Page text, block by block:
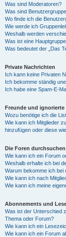
Was sind Moderatoren?
Was sind
Wo finde ich die
Wie werde ich
Weshalb werden
Was ist eine
Was bedeutet der „Das
Private Nachrichten
Ich kann keine Privaten
Ich bekomme ständig
Ich habe eine Spam-E-
Freunde und ignorierte
Wozu benötige ich die
Wie kann ich Mitglieder
hinzufügen oder diese
Die Foren durchsuchen
Wie kann ich ein Forum
Weshalb erhalte ich bei
Warum bekomme ich bei
Wie kann ich nach
Wie kann ich meine
Abonnements und
Was ist der Unterschied
Thema oder Forum?
Wie kann ich ein
Wie kann ich ein Forum